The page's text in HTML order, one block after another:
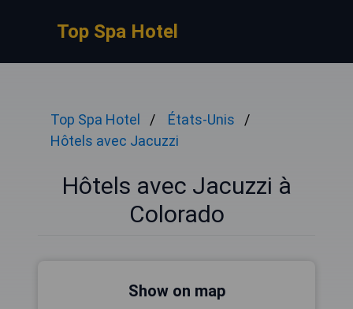
Top Spa Hotel
Top Spa Hotel
États-Unis
Hôtels avec Jacuzzi
Hôtels avec Jacuzzi à
Colorado
Show on map